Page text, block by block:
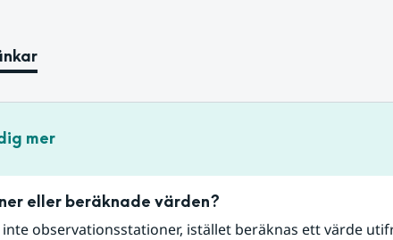
mer
eller beräknade värden?
observationsstationer, istället beräknas ett värde